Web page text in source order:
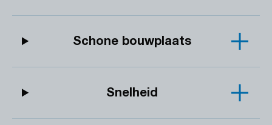
Schone bouwplaats
Snelheid